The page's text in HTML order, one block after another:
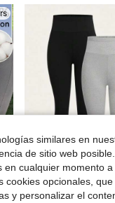
similares en
de sitio web
cualquier momento
cookies opcionales,
y personalizar el